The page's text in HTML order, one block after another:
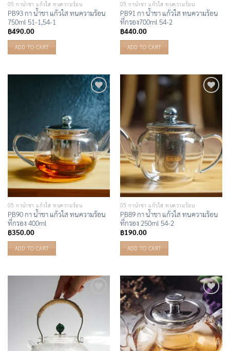
05 กาน้ำชา แก้วใส ทนความร้อน
PB93 กา น้ำชา แก้วใส ทนความร้อน
750ml 51-1,54-1
฿490.00
ADD TO CART
05 กาน้ำชา แก้วใส ทนความร้อน
PB91 กา น้ำชา แก้วใส ทนความร้อน
ที่กรอง700ml 54-2
฿440.00
ADD TO CART
Add to
Wishlist
05 กาน้ำชา แก้วใส ทนความร้อน
PB90 กา น้ำชา แก้วใส ทนความร้อน
ที่กรอง 400ml
฿350.00
ADD TO CART
05 กาน้ำชา แก้วใส ทนความร้อน
PB89 กา น้ำชา แก้วใส ทนความร้อน
ที่กรอง 250ml 54-2
฿190.00
ADD TO CART
Add to
Wishlist